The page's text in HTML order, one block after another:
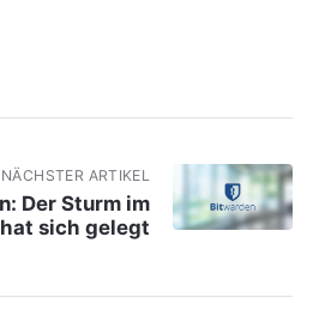
NÄCHSTER ARTIKEL
Der Sturm im
sich gelegt